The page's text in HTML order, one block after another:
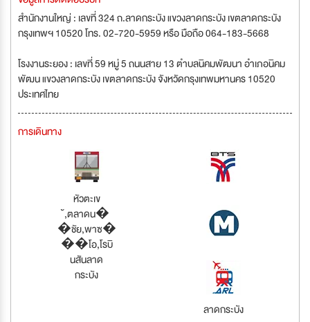
สำนักงานใหญ่ : เลขที่ 324 ถ.ลาดกระบัง แขวงลาดกระบัง เขตลาดกระบัง
กรุงเทพฯ 10520 โทร. 02-720-5959 หรือ มือถือ 064-183-5668
โรงงานระยอง : เลขที่ 59 หมู่ 5 ถนนสาย 13 ตำบลนิคมพัฒนา อำเภอนิคม
พัฒน แขวงลาดกระบัง เขตลาดกระบัง จังหวัดกรุงเทพมหานคร 10520
ประเทศไทย
การเดินทาง
หัวตะเข
้,ตลาดน�
�ชัย,พาซ�
��โอ,โรบิ
นสันลาด
กระบัง
ลาดกระบัง